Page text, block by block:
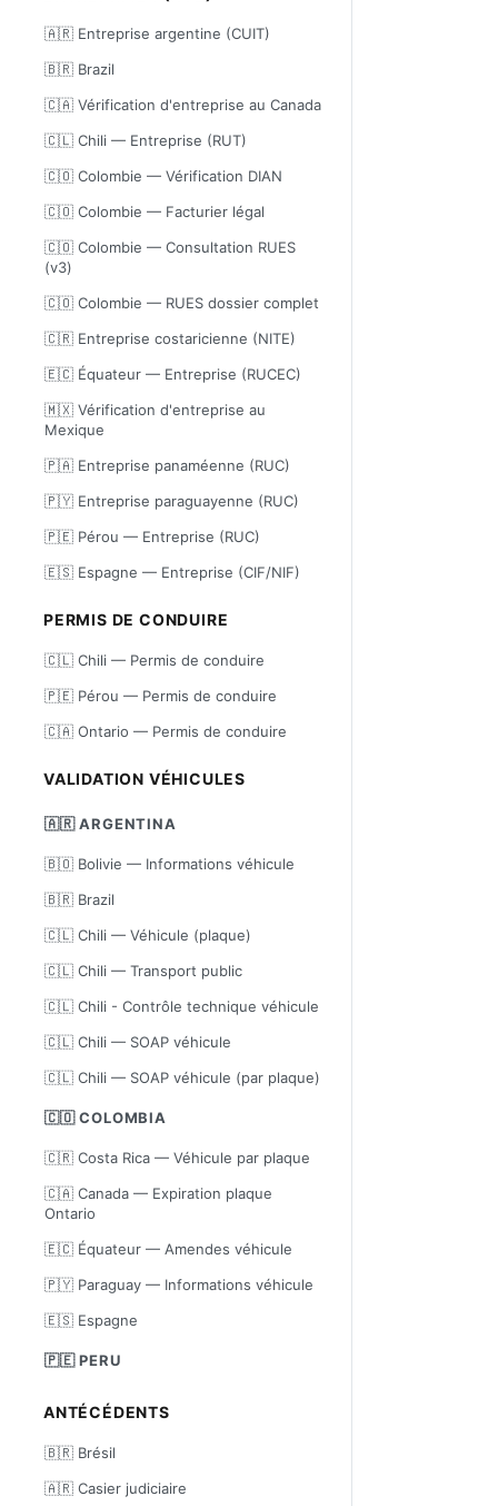
🇦🇷 Entreprise argentine (CUIT)
🇧🇷 Brazil
🇨🇦 Vérification d'entreprise au Canada
🇨🇱 Chili — Entreprise (RUT)
🇨🇴 Colombie — Vérification DIAN
🇨🇴 Colombie — Facturier légal
🇨🇴 Colombie — Consultation RUES
(v3)
🇨🇴 Colombie — RUES dossier complet
🇨🇷 Entreprise costaricienne (NITE)
🇪🇨 Équateur — Entreprise (RUCEC)
🇲🇽 Vérification d'entreprise au
Mexique
🇵🇦 Entreprise panaméenne (RUC)
🇵🇾 Entreprise paraguayenne (RUC)
🇵🇪 Pérou — Entreprise (RUC)
🇪🇸 Espagne — Entreprise (CIF/NIF)
PERMIS DE CONDUIRE
🇨🇱 Chili — Permis de conduire
🇵🇪 Pérou — Permis de conduire
🇨🇦 Ontario — Permis de conduire
VALIDATION VÉHICULES
🇦🇷 ARGENTINA
🇧🇴 Bolivie — Informations véhicule
🇧🇷 Brazil
🇨🇱 Chili — Véhicule (plaque)
🇨🇱 Chili — Transport public
🇨🇱 Chili - Contrôle technique véhicule
🇨🇱 Chili — SOAP véhicule
🇨🇱 Chili — SOAP véhicule (par plaque)
🇨🇴 COLOMBIA
🇨🇷 Costa Rica — Véhicule par plaque
🇨🇦 Canada — Expiration plaque
Ontario
🇪🇨 Équateur — Amendes véhicule
🇵🇾 Paraguay — Informations véhicule
🇪🇸 Espagne
🇵🇪 PERU
ANTÉCÉDENTS
🇧🇷 Brésil
🇦🇷 Casier judiciaire